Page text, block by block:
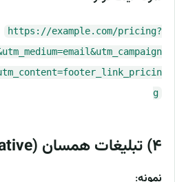
https://example.com/pricing?
g
۴) تبلیغات همسان (Native)